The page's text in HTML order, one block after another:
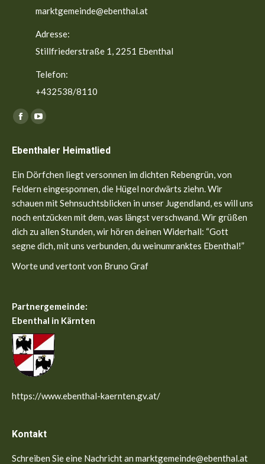
marktgemeinde@ebenthal.at
Adresse:
Stillfriederstraße 1, 2251 Ebenthal
Telefon:
+432538/8110
Finden Sie uns auf:
Facebook
opens
in
new
window
YouTube
opens
in
new
window
Ebenthaler Heimatlied
Ein Dörfchen liegt versonnen im dichten Rebengrün, von
Feldern eingesponnen, die Hügel nordwärts ziehn. Wir
schauen mit Sehnsuchtsblicken in unser Jugendland, es will uns
noch entzücken mit dem, was längst verschwand. Wir grüßen
dich zu allen Stunden, wir hören deinen Widerhall: “Gott
segne dich, mit uns verbunden, du weinumranktes Ebenthal!”
Worte und vertont von Bruno Graf
Partnergemeinde:
Ebenthal in Kärnten
https://www.ebenthal-kaernten.gv.at/
Kontakt
Schreiben Sie eine Nachricht an marktgemeinde@ebenthal.at